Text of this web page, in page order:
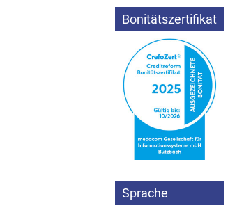
Bonitätszertifikat
Sprache